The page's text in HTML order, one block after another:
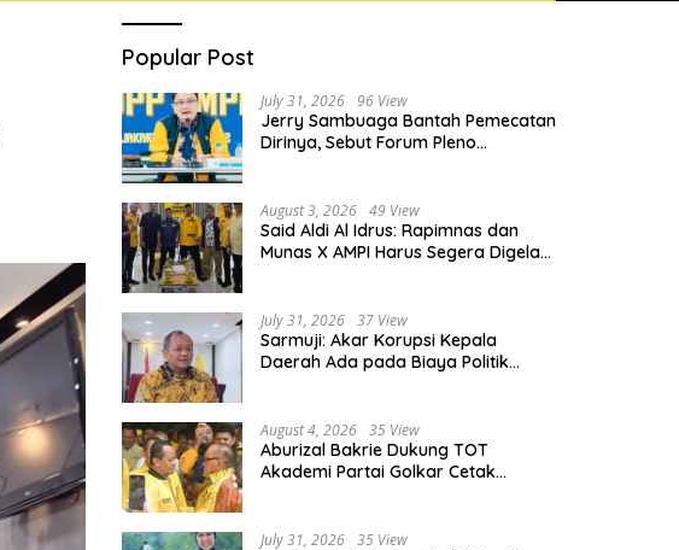
Popular Post
July 31, 2026 96 View
Jerry Sambuaga Bantah Pemecatan
Dirinya, Sebut Forum Pleno
August 3, 2026 49 View
Said Aldi Al Idrus: Rapimnas dan
Munas X AMPI Harus Segera Digelar
July 31, 2026 37 View
Sarmuji: Akar Korupsi Kepala
Daerah Ada pada Biaya Politik
August 4, 2026 35 View
Aburizal Bakrie Dukung TOT
Akademi Partai Golkar Cetak
July 31, 2026 35 View